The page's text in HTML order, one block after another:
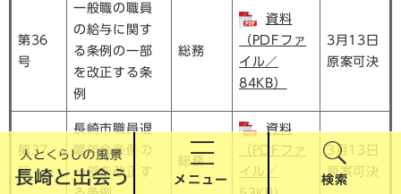
メニュー 検索
第36
号
一般職の職員
の給与に関す
る条例の一部
を改正する条
例
総務
資料
（PDFファ
イル／
84KB）
3月13日
原案可決
第37
号
長崎市職員退
職年金条例の
一部を改正す
総務
資料
（PDFファ
イル／
3月13日
原案可決